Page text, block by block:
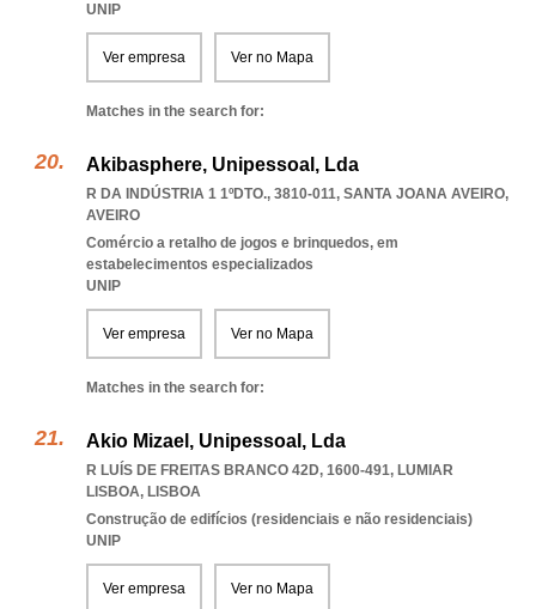
UNIP
Ver empresa Ver no Mapa
Matches in the search for:
Akibasphere, Unipessoal, Lda
R DA INDÚSTRIA 1 1ºDTO., 3810-011, SANTA JOANA AVEIRO,
AVEIRO
Comércio a retalho de jogos e brinquedos, em
estabelecimentos especializados
UNIP
Ver empresa Ver no Mapa
Matches in the search for:
Akio Mizael, Unipessoal, Lda
R LUÍS DE FREITAS BRANCO 42D, 1600-491, LUMIAR
LISBOA, LISBOA
Construção de edifícios (residenciais e não residenciais)
UNIP
Ver empresa Ver no Mapa